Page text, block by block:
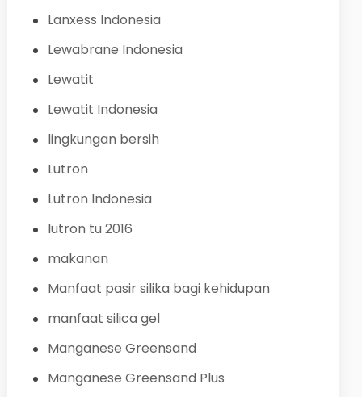
Lanxess Indonesia
Lewabrane Indonesia
Lewatit
Lewatit Indonesia
lingkungan bersih
Lutron
Lutron Indonesia
lutron tu 2016
makanan
Manfaat pasir silika bagi kehidupan
manfaat silica gel
Manganese Greensand
Manganese Greensand Plus